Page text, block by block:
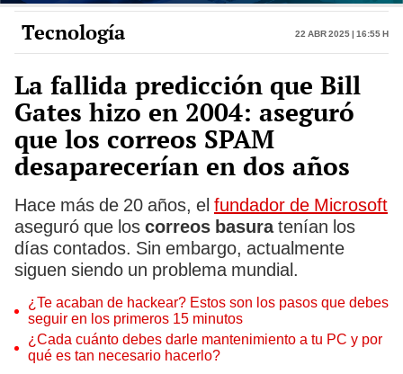
Tecnología 22 Abr 2025 | 16:55 h
La fallida predicción que Bill
Gates hizo en 2004: aseguró
que los correos SPAM
desaparecerían en dos años
Hace más de 20 años, el fundador de Microsoft
aseguró que los correos basuratenían los
días contados. Sin embargo, actualmente
siguen siendo un problema mundial.
¿Te acaban de hackear? Estos son los pasos que debes
seguir en los primeros 15 minutos
¿Cada cuánto debes darle mantenimiento a tu PC y por
qué es tan necesario hacerlo?